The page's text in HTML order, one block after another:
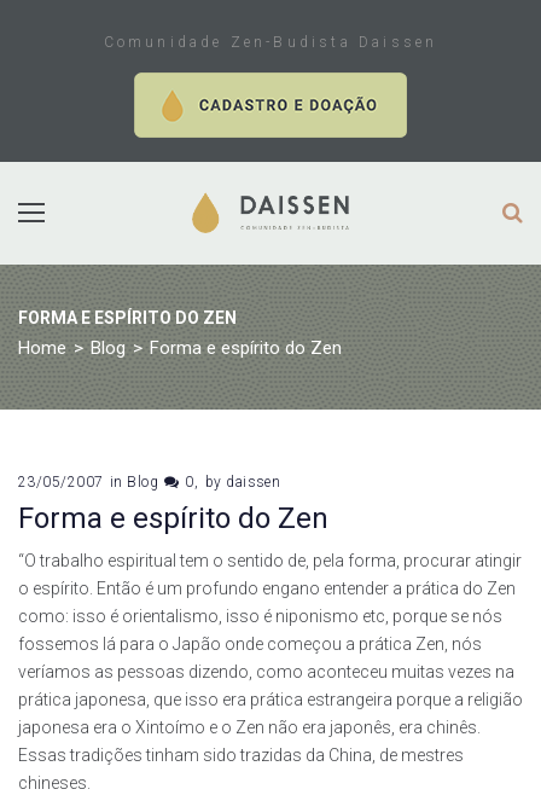
Comunidade Zen-Budista Daissen
FORMA E ESPÍRITO DO ZEN
Home > Blog > Forma e espírito do Zen
23/05/2007 in Blog 0 by daissen
Forma e espírito do Zen
“O trabalho espiritual tem o sentido de, pela forma, procurar atingir
o espírito. Então é um profundo engano entender a prática do Zen
como: isso é orientalismo, isso é niponismo etc, porque se nós
fossemos lá para o Japão onde começou a prática Zen, nós
veríamos as pessoas dizendo, como aconteceu muitas vezes na
prática japonesa, que isso era prática estrangeira porque a religião
japonesa era o Xintoímo e o Zen não era japonês, era chinês.
Essas tradições tinham sido trazidas da China, de mestres
chineses.